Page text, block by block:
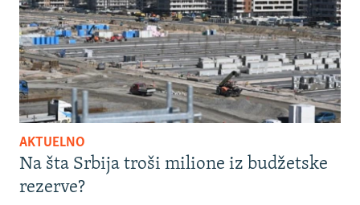
AKTUELNO
Na šta Srbija troši milione iz budžetske
rezerve?